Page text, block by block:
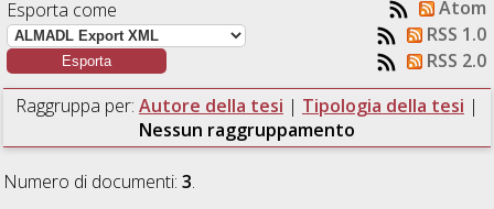
Esporta come
Atom
RSS 1.0
RSS 2.0
Raggruppa per: Autore della tesi | Tipologia della tesi |
Nessun raggruppamento
Numero di documenti:3.